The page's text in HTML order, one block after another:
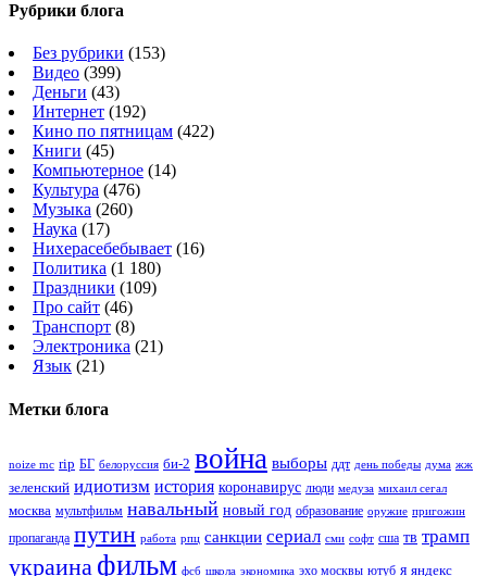
Рубрики блога
Без рубрики (153)
Видео (399)
Деньги (43)
Интернет (192)
Кино по пятницам (422)
Книги (45)
Компьютерное (14)
Культура (476)
Музыка (260)
Наука (17)
Нихерасебебывает (16)
Политика (1 180)
Праздники (109)
Про сайт (46)
Транспорт (8)
Электроника (21)
Язык (21)
Метки блога
noize mc rip БГ белоруссия би-2 война выборы ддт день победы дума жж
зеленский идиотизм история коронавирус люди медуза михаил сегал
москва мультфильм навальный новый год образование оружие пригожин
пропаганда путин работа рпц санкции сериал сми софт сша тв трамп
украина фильм фсб школа экономика эхо москвы ютуб я яндекс